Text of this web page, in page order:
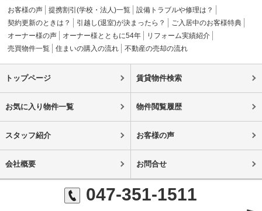
お客様の声 提携割引(学校・法人)一覧
設備トラブルや修理は？
契約更新のときは？
引越し(退室)が決まったら？
ご入居中のお客様特典
オーナー様の声
オーナー様とともに54年
リフォーム実績紹介
売買物件一覧
住まいの購入の流れ 不動産の売却の流れ
トップページ 賃貸物件検索
お気に入り物件一覧 物件閲覧履歴
スタッフ紹介 お客様の声
会社概要 お問合せ
047-351-1511